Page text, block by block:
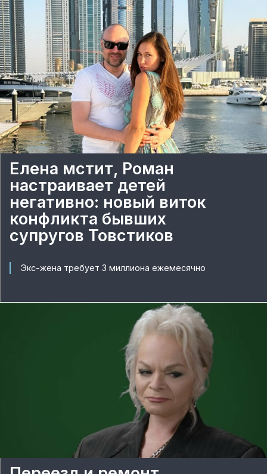
Елена мстит, Роман
настраивает детей
негативно: новый виток
конфликта бывших
супругов Товстиков
Экс-жена требует 3 миллиона ежемесячно